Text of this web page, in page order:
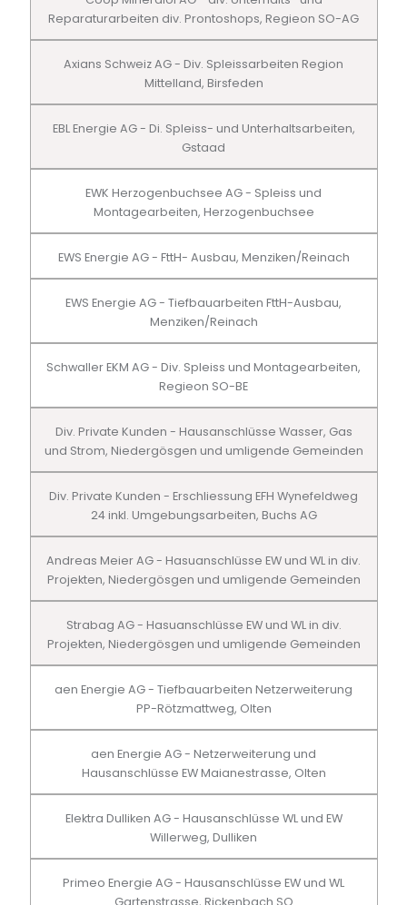
Reparaturarbeiten div. Prontoshops, Regieon SO-AG
Axians Schweiz AG - Div. Spleissarbeiten Region
Mittelland, Birsfeden
EBL Energie AG - Di. Spleiss- und Unterhaltsarbeiten,
Gstaad
EWK Herzogenbuchsee AG - Spleiss und
Montagearbeiten, Herzogenbuchsee
EWS Energie AG - FttH- Ausbau, Menziken/Reinach
EWS Energie AG - Tiefbauarbeiten FttH-Ausbau,
Menziken/Reinach
Schwaller EKM AG - Div. Spleiss und Montagearbeiten,
Regieon SO-BE
Div. Private Kunden - Hausanschlüsse Wasser, Gas
und Strom, Niedergösgen und umligende Gemeinden
Div. Private Kunden - Erschliessung EFH Wynefeldweg
24 inkl. Umgebungsarbeiten, Buchs AG
Andreas Meier AG - Hasuanschlüsse EW und WL in div.
Projekten, Niedergösgen und umligende Gemeinden
Strabag AG - Hasuanschlüsse EW und WL in div.
Projekten, Niedergösgen und umligende Gemeinden
aen Energie AG - Tiefbauarbeiten Netzerweiterung
PP-Rötzmattweg, Olten
aen Energie AG - Netzerweiterung und
Hausanschlüsse EW Maianestrasse, Olten
Elektra Dulliken AG - Hausanschlüsse WL und EW
Willerweg, Dulliken
Primeo Energie AG - Hausanschlüsse EW und WL
Gartenstrasse, Rickenbach SO